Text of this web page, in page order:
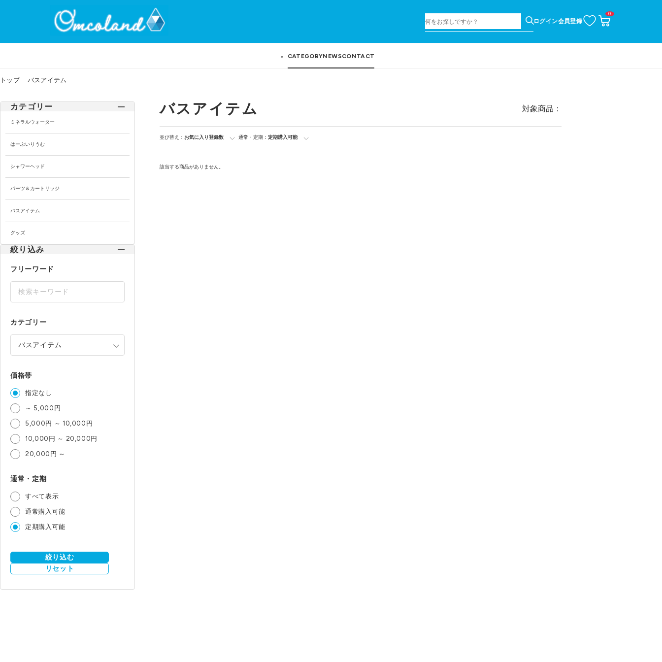
ログイン会員登録
お
気
り
カ
ー
0
CATEGORYNEWSCONTACT
トップ バスアイテム
カテゴリー
ミネラルウォーター
はーぶいりうむ
シャワーヘッド
パーツ＆カートリッジ
バスアイテム
グッズ
絞り込み
フリーワード
カテゴリー
価格帯
指定なし
～ 5,000円
5,000円 ～ 10,000円
10,000円 ～ 20,000円
20,000円 ～
通常・定期
すべて表示
通常購入可能
定期購入可能
絞り込む
リセット
バスアイテム 対象商品：
並び替え： お気に入り登録数 通常・定期： 定期購入可能
該当する商品がありません。